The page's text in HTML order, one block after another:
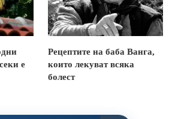
е
Рецептите на баба Ванга,
които лекуват всяка
болест